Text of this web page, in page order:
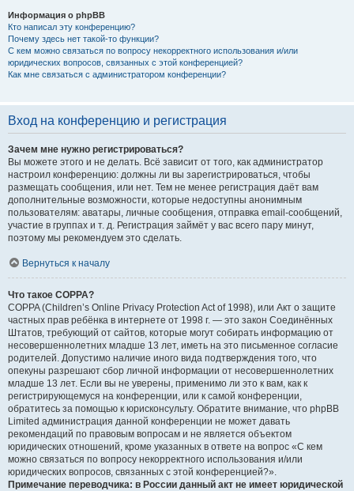
Информация о phpBB
Кто написал эту конференцию?
Почему здесь нет такой-то функции?
С кем можно связаться по вопросу некорректного использования и/или
юридических вопросов, связанных с этой конференцией?
Как мне связаться с администратором конференции?
Вход на конференцию и регистрация
Зачем мне нужно регистрироваться?
Вы можете этого и не делать. Всё зависит от того, как администратор
настроил конференцию: должны ли вы зарегистрироваться, чтобы
размещать сообщения, или нет. Тем не менее регистрация даёт вам
дополнительные возможности, которые недоступны анонимным
пользователям: аватары, личные сообщения, отправка email-сообщений,
участие в группах и т. д. Регистрация займёт у вас всего пару минут,
поэтому мы рекомендуем это сделать.
Вернуться к началу
Что такое COPPA?
COPPA (Children’s Online Privacy Protection Act of 1998), или Акт о защите
частных прав ребёнка в интернете от 1998 г. — это закон Соединённых
Штатов, требующий от сайтов, которые могут собирать информацию от
несовершеннолетних младше 13 лет, иметь на это письменное согласие
родителей. Допустимо наличие иного вида подтверждения того, что
опекуны разрешают сбор личной информации от несовершеннолетних
младше 13 лет. Если вы не уверены, применимо ли это к вам, как к
регистрирующемуся на конференции, или к самой конференции,
обратитесь за помощью к юрисконсульту. Обратите внимание, что phpBB
Limited администрация данной конференции не может давать
рекомендаций по правовым вопросам и не является объектом
юридических отношений, кроме указанных в ответе на вопрос «С кем
можно связаться по вопросу некорректного использования и/или
юридических вопросов, связанных с этой конференцией?».
Примечание переводчика: в России данный акт не имеет юридической